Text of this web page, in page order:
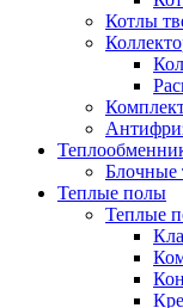
Котлы
Блочные
Теплые полы
Теплые